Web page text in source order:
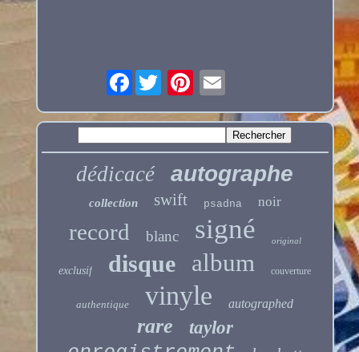
Facebook
dédicacé autographe
collection swift psadna noir
record blanc signé original
exclusif disque album couverture
authentique vinyle autographed
rare taylor